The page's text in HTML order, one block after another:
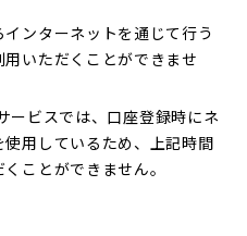
ンターネットを通じて行う
いただくことができませ
ービスでは、口座登録時にネ
用しているため、上記時間
ことができません。